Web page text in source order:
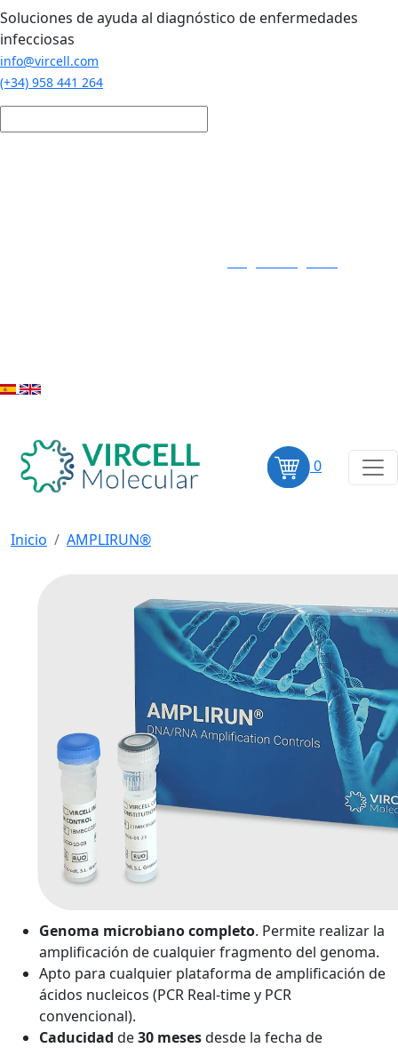
Pasar al contenido principal
Soluciones de ayuda al diagnóstico de enfermedades
infecciosas
info@vircell.com
(+34) 958 441 264
0
Inicio AMPLIRUN®
Genoma microbiano completo. Permite realizar la
amplificación de cualquier fragmento del genoma.
Apto para cualquier plataforma de amplificación de
ácidos nucleicos (PCR Real-time y PCR
convencional).
Caducidad de30 mesesdesde la fecha de